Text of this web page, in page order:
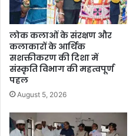
लोक कलाओं के संरक्षण और
कलाकारों के आर्थिक
सशक्तीकरण की दिशा में
संस्कृति विभाग की महत्वपूर्ण
पहल
August 5, 2026